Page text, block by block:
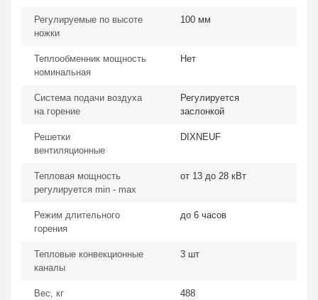
Регулируемые по высоте
ножки
100 мм
Теплообменник мощность
номинальная
Нет
Система подачи воздуха
на горение
Регулируется
заслонкой
Решетки
вентиляционные
DIXNEUF
Тепловая мощность
регулируется min - max
от 13 до 28 кВт
Режим длительного
горения
до 6 часов
Тепловые конвекционные
каналы
3 шт
Вес, кг 488